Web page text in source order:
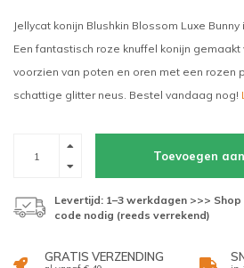
Jellycat konijn Blushkin Blossom Luxe
Een fantastisch roze knuffel konijn gemaakt
voorzien van poten en oren met een rozen
schattige glitter neus. Bestel vandaag nog!
Toevoegen
Levertijd: 1–3 werkdagen >>>
code nodig (reeds verrekend)
GRATIS VERZENDING